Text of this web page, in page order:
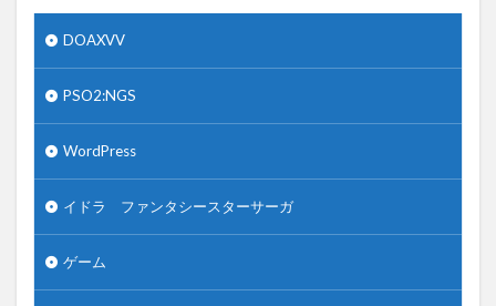
DOAXVV
PSO2:NGS
WordPress
イドラ ファンタシースターサーガ
ゲーム